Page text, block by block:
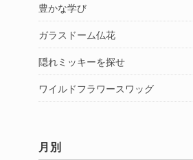
豊かな学び
ガラスドーム仏花
隠れミッキーを探せ
ワイルドフラワースワッグ
月別